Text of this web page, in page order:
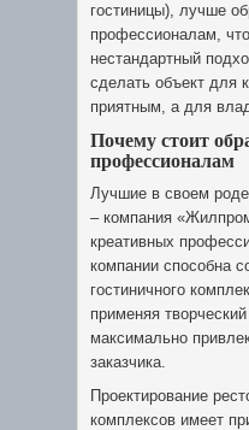
гостиницы), лучше
профессионалам,
нестандартный
сделать объект для
приятным, а для
Почему стоит
профессионалам
Лучшие в своем роде
– компания
креативных
компании способна
гостиничного
применяя
максимально
заказчика.
Проектирование
комплексов имеет